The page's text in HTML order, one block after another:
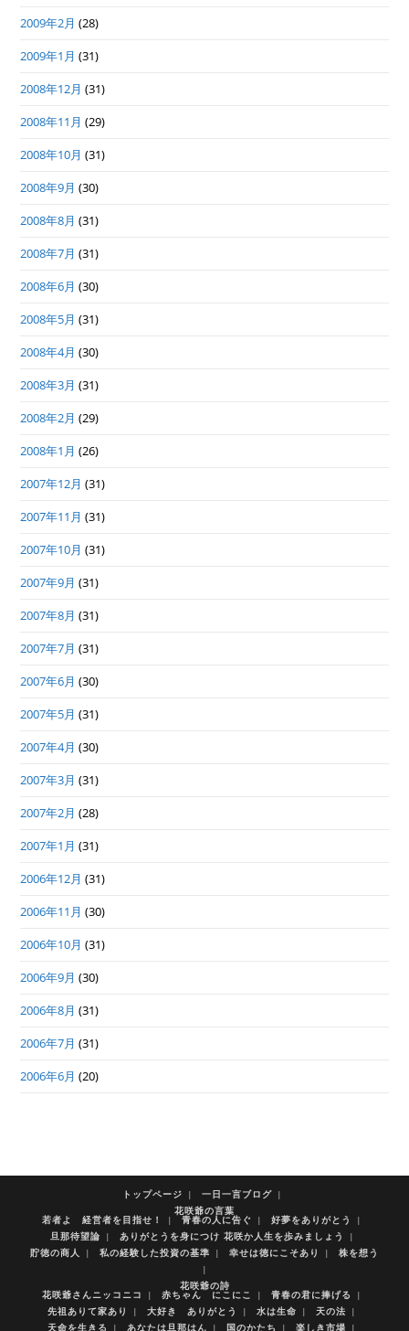
2009年2月 (28)
2009年1月 (31)
2008年12月 (31)
2008年11月 (29)
2008年10月 (31)
2008年9月 (30)
2008年8月 (31)
2008年7月 (31)
2008年6月 (30)
2008年5月 (31)
2008年4月 (30)
2008年3月 (31)
2008年2月 (29)
2008年1月 (26)
2007年12月 (31)
2007年11月 (31)
2007年10月 (31)
2007年9月 (31)
2007年8月 (31)
2007年7月 (31)
2007年6月 (30)
2007年5月 (31)
2007年4月 (30)
2007年3月 (31)
2007年2月 (28)
2007年1月 (31)
2006年12月 (31)
2006年11月 (30)
2006年10月 (31)
2006年9月 (30)
2006年8月 (31)
2006年7月 (31)
2006年6月 (20)
トップページ
一日一言ブログ
花咲爺の言葉
若者よ 経営者を目指せ！ 青春の人に告ぐ
好夢をありがとう
旦那待望論
ありがとうを身につけ 花咲か人生を歩みましょう
貯徳の商人
私の経験した投資の基準 幸せは徳にこそあり 株を想う
花咲爺の詩
花咲爺さんニッコニコ 赤ちゃん にこにこ
青春の君に捧げる
先祖ありて家あり
大好き ありがとう 水は生命
天の法
天命を生きる
あなたは旦那はん 国のかたち 楽しき市場